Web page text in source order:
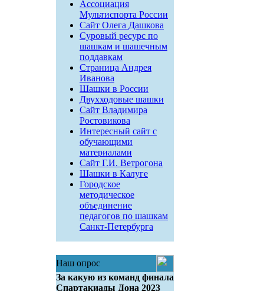
Ассоциация
Мультиспорта России
Сайт Олега Дашкова
Суровый ресурс по
шашкам и шашечным
поддавкам
Страница Андрея
Иванова
Шашки в России
Двухходовые шашки
Сайт Владимира
Ростовикова
Интересный сайт с
обучающими
материалами
Сайт Г.И. Ветрогона
Шашки в Калуге
Городское
методическое
объединение
педагогов по шашкам
Санкт-Петербурга
Наш опрос
За какую из команд финала
Спартакиады Дона 2023